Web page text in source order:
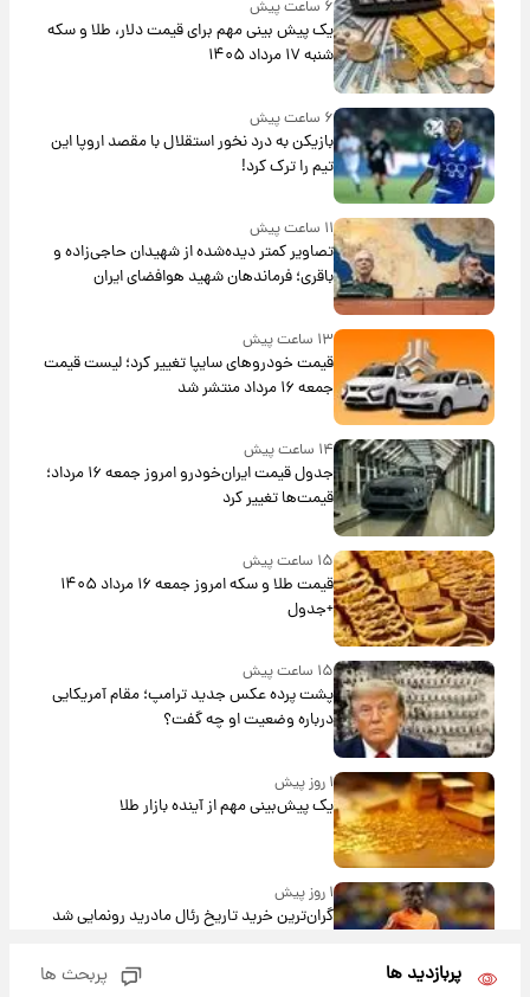
۶ ساعت پیش
یک پیش ‌بینی مهم برای قیمت دلار، طلا و سکه
شنبه ۱۷ مرداد ۱۴۰۵
۶ ساعت پیش
بازیکن به درد نخور استقلال با مقصد اروپا این
تیم را ترک کرد!
۱۱ ساعت پیش
تصاویر کمتر دیده‌شده از شهیدان حاجی‌زاده و
باقری؛ فرماندهان شهید هوافضای ایران
۱۳ ساعت پیش
قیمت خودروهای سایپا تغییر کرد؛ لیست قیمت
جمعه ۱۶ مرداد منتشر شد
۱۴ ساعت پیش
جدول قیمت ایران‌خودرو امروز جمعه ۱۶ مرداد؛
قیمت‌ها تغییر کرد
۱۵ ساعت پیش
قیمت طلا و سکه امروز جمعه ۱۶ مرداد ۱۴۰۵
+جدول
۱۵ ساعت پیش
پشت پرده عکس جدید ترامپ؛ مقام آمریکایی
درباره وضعیت او چه گفت؟
۱ روز پیش
یک پیش‌بینی مهم از آینده بازار طلا
۱ روز پیش
گران‌ترین خرید تاریخ رئال مادرید رونمایی شد
پربازدید ها پربحث ها